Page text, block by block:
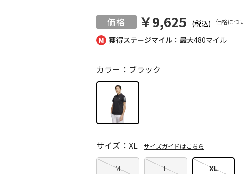
獲得ステージマイル：最大480マイル
￥9,625 (税込) 価格につ
カラー：ブラック
M L XL
サイズ：XL サイズガイドはこちら